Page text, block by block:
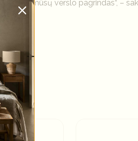
Tai mūsų verslo pagrindas“, –